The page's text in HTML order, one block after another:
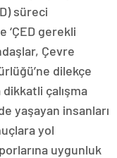
süreci
‘ÇED gerekli
Çevre
dilekçe
çalışma
yaşayan insanları
yol
uygunluk